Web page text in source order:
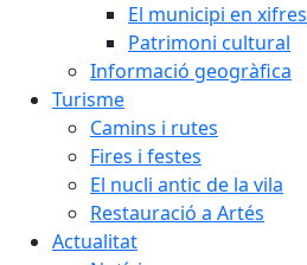
El municipi en xifres
Patrimoni cultural
Informació geogràfica
Turisme
Camins i rutes
Fires i festes
El nucli antic de la vila
Restauració a Artés
Actualitat